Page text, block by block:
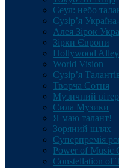
Сеул: небо
Сузір’я
Алея Зірок
Зірки Європи
Hollywood Alley
World Vision
Сузір’я
Творча Сотня
Музичний вітер
Сила Музики
Я маю талант!
Зоряний шлях
Суперпремія
Power of Music
Constellation of